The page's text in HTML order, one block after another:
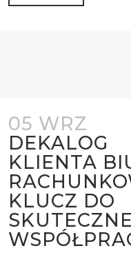
05 WRZ
DEKALOG
KLIENTA
KLUCZ DO